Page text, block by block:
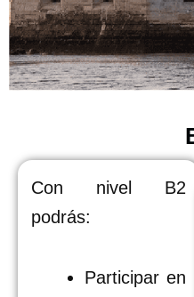
Con nivel B2
podrás:
Participar en